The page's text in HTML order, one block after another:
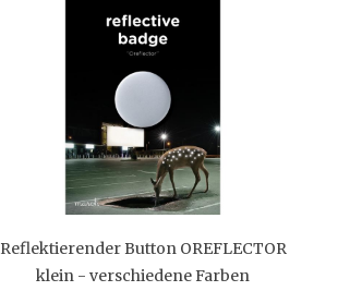
Reflektierender Button OREFLECTOR
klein - verschiedene Farben